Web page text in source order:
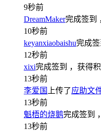
9秒前
DreamMaker完成签到
10秒前
keyanxiaobaishu完成签
12秒前
xixi完成签到 ，获得
13秒前
李爱国
上传了应助文
13秒前
魁梧的烧鹅完成签到
13秒前